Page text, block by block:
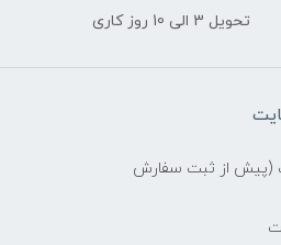
تحویل 3 الی 10 روز کاری
(پیش از ثبت سفارش